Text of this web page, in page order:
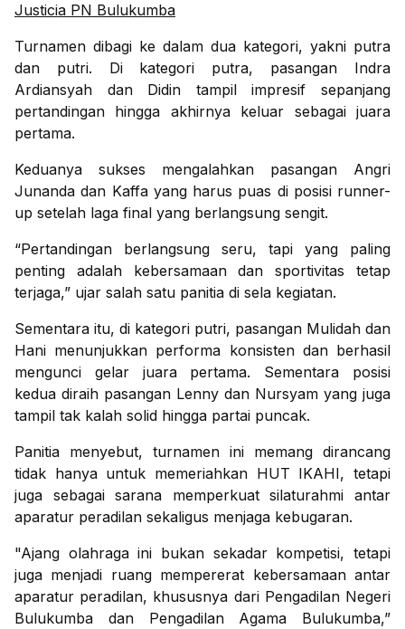
Justicia PN Bulukumba
Turnamen dibagi ke dalam dua kategori, yakni putra
dan putri. Di kategori putra, pasangan Indra
Ardiansyah dan Didin tampil impresif sepanjang
pertandingan hingga akhirnya keluar sebagai juara
pertama.
Keduanya sukses mengalahkan pasangan Angri
Junanda dan Kaffa yang harus puas di posisi runner-
up setelah laga final yang berlangsung sengit.
“Pertandingan berlangsung seru, tapi yang paling
penting adalah kebersamaan dan sportivitas tetap
terjaga,” ujar salah satu panitia di sela kegiatan.
Sementara itu, di kategori putri, pasangan Mulidah dan
Hani menunjukkan performa konsisten dan berhasil
mengunci gelar juara pertama. Sementara posisi
kedua diraih pasangan Lenny dan Nursyam yang juga
tampil tak kalah solid hingga partai puncak.
Panitia menyebut, turnamen ini memang dirancang
tidak hanya untuk memeriahkan HUT IKAHI, tetapi
juga sebagai sarana memperkuat silaturahmi antar
aparatur peradilan sekaligus menjaga kebugaran.
"Ajang olahraga ini bukan sekadar kompetisi, tetapi
juga menjadi ruang mempererat kebersamaan antar
aparatur peradilan, khususnya dari Pengadilan Negeri
Bulukumba dan Pengadilan Agama Bulukumba,”